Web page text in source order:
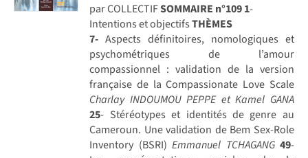
par COLLECTIFSOMMAIRE n°1091-
Intentions et objectifsTHÈMES
7- Aspects définitoires, nomologiques et
psychométriques de l’amour
compassionnel : validation de la version
française de la Compassionate Love Scale
Charlay INDOUMOU PEPPE et Kamel GANA
25- Stéréotypes et identités de genre au
Cameroun. Une validation de Bem Sex-Role
Inventory (BSRI)Emmanuel TCHAGANG 49-